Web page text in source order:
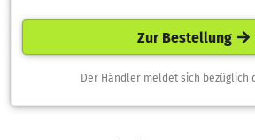
Zur Bestellung
Der Händler meldet sich bezüglich